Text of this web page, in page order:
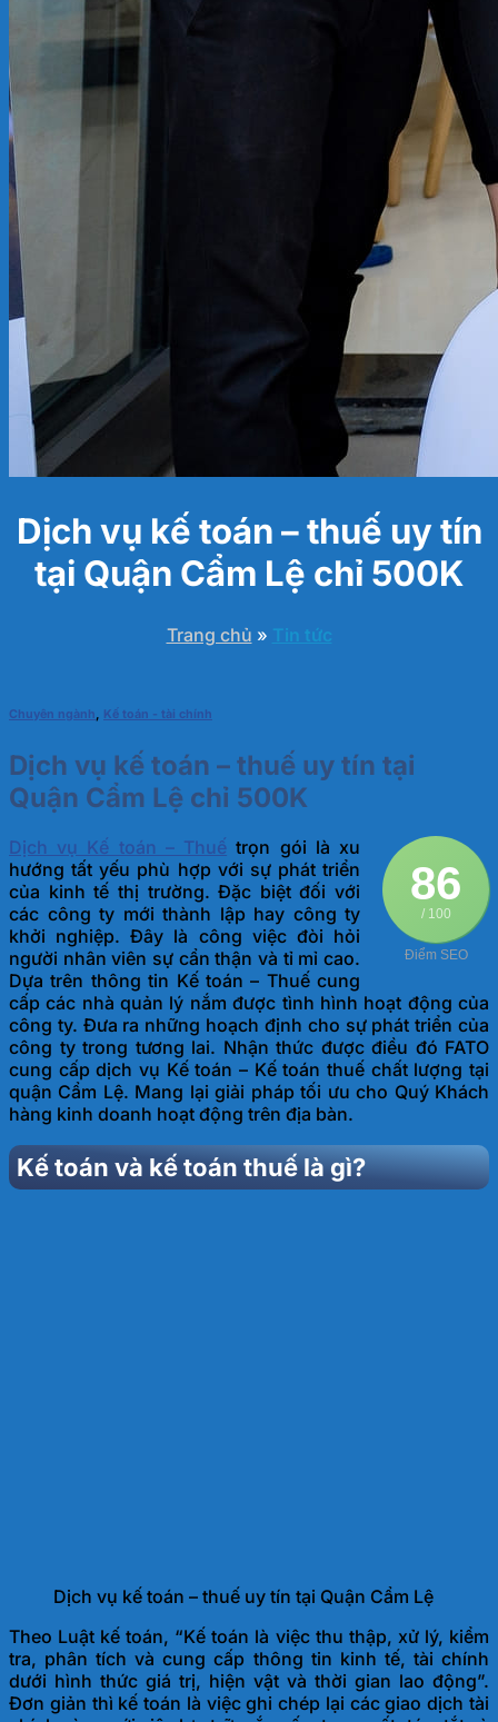
Dịch vụ kế toán – thuế uy tín
tại Quận Cẩm Lệ chỉ 500K
Trang chủ » Tin tức
Chuyên ngành, Kế toán - tài chính
Dịch vụ kế toán – thuế uy tín tại
Quận Cẩm Lệ chỉ 500K
86
/ 100
Điểm SEO
Dịch vụ Kế toán – Thuế trọn gói là xu
hướng tất yếu phù hợp với sự phát triển
của kinh tế thị trường. Đặc biệt đối với
các công ty mới thành lập hay công ty
khởi nghiệp. Đây là công việc đòi hỏi
người nhân viên sự cẩn thận và tỉ mỉ cao.
Dựa trên thông tin Kế toán – Thuế cung
cấp các nhà quản lý nắm được tình hình hoạt động của
công ty. Đưa ra những hoạch định cho sự phát triển của
công ty trong tương lai. Nhận thức được điều đó FATO
cung cấp dịch vụ Kế toán – Kế toán thuế chất lượng tại
quận Cẩm Lệ. Mang lại giải pháp tối ưu cho Quý Khách
hàng kinh doanh hoạt động trên địa bàn.
Kế toán và kế toán thuế là gì?
Dịch vụ kế toán – thuế uy tín tại Quận Cẩm Lệ
Theo Luật kế toán, “Kế toán là việc thu thập, xử lý, kiểm
tra, phân tích và cung cấp thông tin kinh tế, tài chính
dưới hình thức giá trị, hiện vật và thời gian lao động”.
Đơn giản thì kế toán là việc ghi chép lại các giao dịch tài